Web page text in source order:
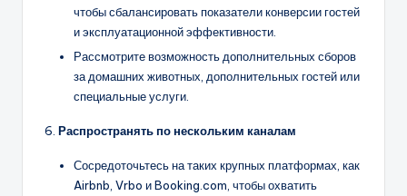
чтобы сбалансировать показатели конверсии гостей
и эксплуатационной эффективности.
Рассмотрите возможность дополнительных сборов
за домашних животных, дополнительных гостей или
специальные услуги.
6. Распространять по нескольким каналам
Сосредоточьтесь на таких крупных платформах, как
Airbnb, Vrbo и Booking.com, чтобы охватить